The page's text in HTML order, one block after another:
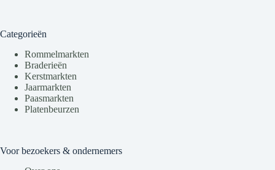
Categorieën
Rommelmarkten
Braderieën
Kerstmarkten
Jaarmarkten
Paasmarkten
Platenbeurzen
Voor bezoekers & ondernemers